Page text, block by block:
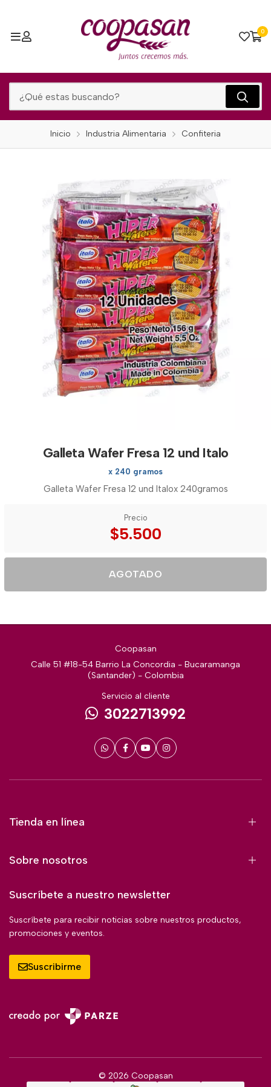
0
Inicio Industria Alimentaria Confiteria
Galleta Wafer Fresa 12 und Italo
x 240 gramos
Galleta Wafer Fresa 12 und Italox 240gramos
Precio
$5.500
AGOTADO
Coopasan
Calle 51 #18-54 Barrio La Concordia - Bucaramanga
(Santander) - Colombia
Servicio al cliente
3022713992
Tienda en línea
Sobre nosotros
Suscríbete a nuestro newsletter
Suscríbete para recibir noticias sobre nuestros productos,
promociones y eventos.
Suscribirme
© 2026 Coopasan